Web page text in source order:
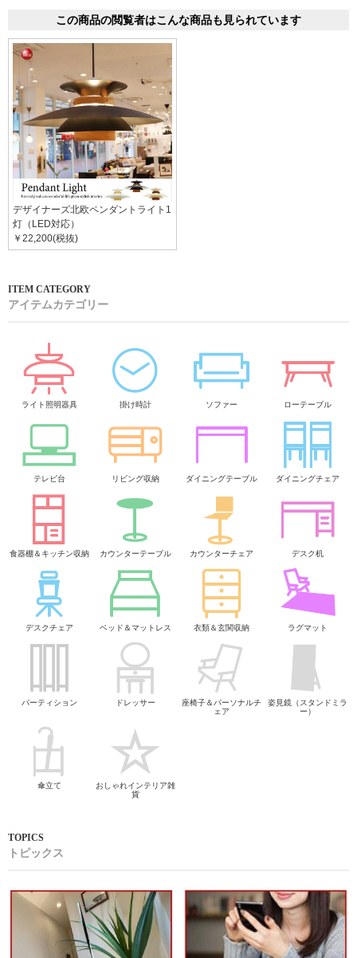
この商品の閲覧者はこんな商品も見られています
デザイナーズ北欧ペンダントライト1
灯（LED対応）
￥22,200(税抜)
アイテムカテゴリー
ライト照明器具 掛け時計 ソファー ローテーブル
テレビ台 リビング収納 ダイニングテーブル ダイニングチェア
食器棚＆キッチン収納 カウンターテーブル カウンターチェア デスク机
デスクチェア ベッド＆マットレス 衣類＆玄関収納 ラグマット
パーティション ドレッサー
座椅子＆パーソナルチ
ェア
姿見鏡（スタンドミラ
ー）
傘立て
おしゃれインテリア雑
貨
トピックス